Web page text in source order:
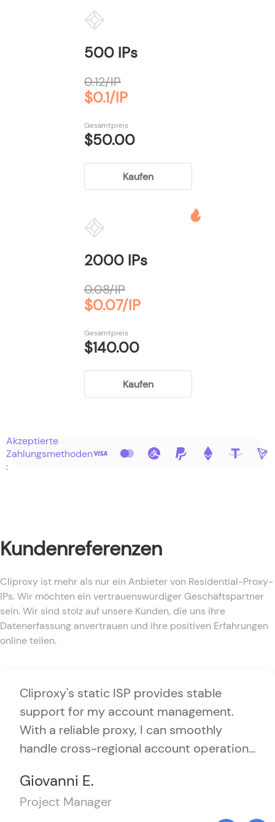
500 IPs
0.12/IP
$0.1/IP
Gesamtpreis
$50.00
Kaufen
2000 IPs
0.08/IP
$0.07/IP
Gesamtpreis
$140.00
Kaufen
Akzeptierte
Zahlungsmethoden
:
Kundenreferenzen
Cliproxy ist mehr als nur ein Anbieter von Residential-Proxy-
IPs. Wir möchten ein vertrauenswürdiger Geschäftspartner
sein. Wir sind stolz auf unsere Kunden, die uns ihre
Datenerfassung anvertrauen und ihre positiven Erfahrungen
online teilen.
Cliproxy's static ISP provides stable
support for my account management.
With a reliable proxy, I can smoothly
handle cross-regional account operations
changing IPs.
Giovanni E.
Project Manager